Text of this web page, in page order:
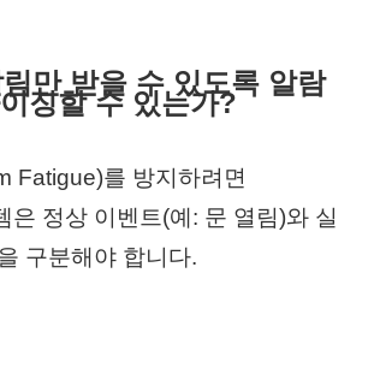
만 받을 수 있도록 알람
징할 수 있는가?
Fatigue)를 방지하려면
은 정상 이벤트(예: 문 열림)와 실
구분해야 합니다.